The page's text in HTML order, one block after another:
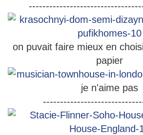
on puvait faire mieux en
papier
je n'aime pas